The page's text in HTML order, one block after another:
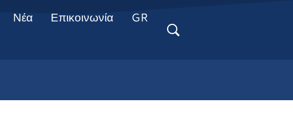
Νέα Επικοινωνία GR